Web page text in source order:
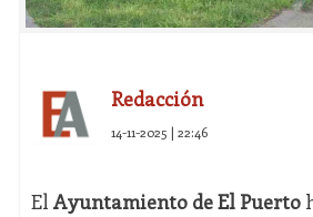
Redacción
14-11-2025 | 22:46
El Ayuntamiento de El Puerto